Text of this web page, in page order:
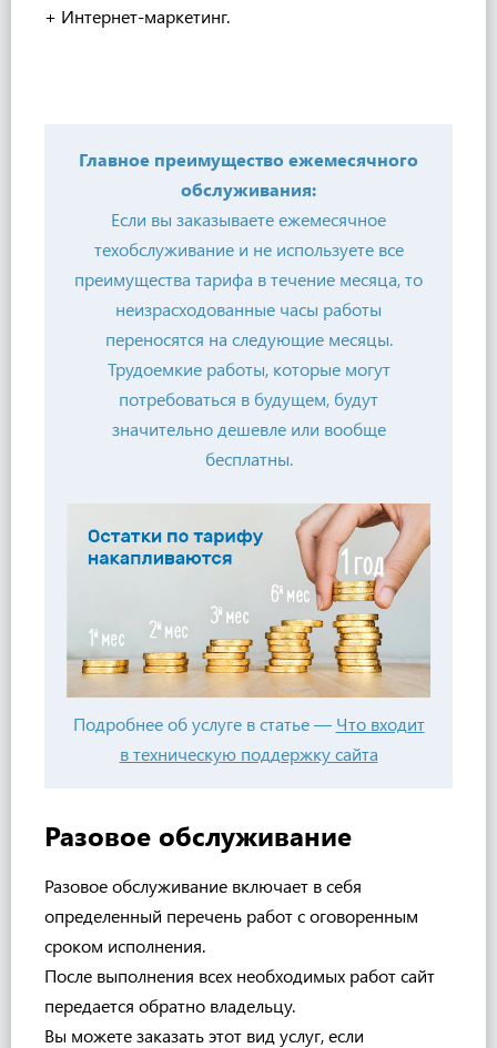
+ Интернет-маркетинг.
Главное преимущество ежемесячного
обслуживания:
Если вы заказываете ежемесячное
техобслуживание и не используете все
преимущества тарифа в течение месяца, то
неизрасходованные часы работы
переносятся на следующие месяцы.
Трудоемкие работы, которые могут
потребоваться в будущем, будут
значительно дешевле или вообще
бесплатны.
Подробнее об услуге в статье — Что входит
в техническую поддержку сайта
Разовое обслуживание
Разовое обслуживание включает в себя
определенный перечень работ с оговоренным
сроком исполнения.
После выполнения всех необходимых работ сайт
передается обратно владельцу.
Вы можете заказать этот вид услуг, если